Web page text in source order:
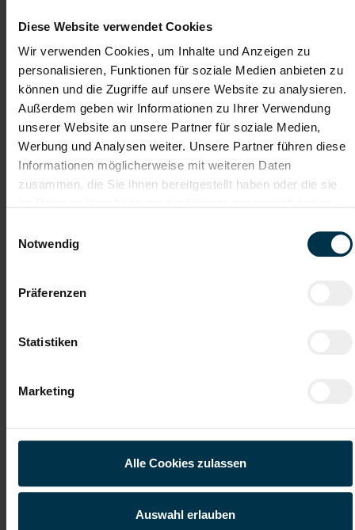
Diese Website verwendet Cookies
Wir verwenden Cookies, um Inhalte und Anzeigen zu
personalisieren, Funktionen für soziale Medien anbieten zu
können und die Zugriffe auf unsere Website zu analysieren.
Außerdem geben wir Informationen zu Ihrer Verwendung
unserer Website an unsere Partner für soziale Medien,
Werbung und Analysen weiter. Unsere Partner führen diese
Informationen möglicherweise mit weiteren Daten
zusammen, die Sie ihnen bereitgestellt haben oder die sie
Notwendig
Präferenzen
Statistiken
Marketing
Alle Cookies zulassen
Auswahl erlauben
Details zu diesem Job anzeigen
Schlosser:in für Enns - Vollzeit
(m/w/d)
Enns, Oberösterreich
ab EUR 3.086,00
Vollzeit
Industrie / handwerkliches Gewerbe
Reparatur- und Instandhaltungsarbeiten an